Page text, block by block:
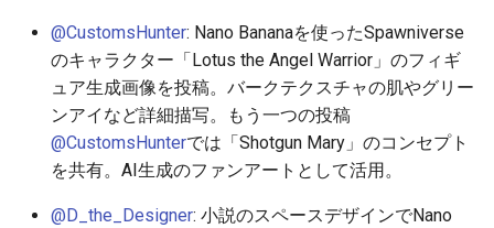
2026-05-31
2026-05-30
2026-05-29
2025-11-15
2025-11-14
2025-11-13
2026-05-31
2026-05-30
2026-05-29
2025-11-15
2025-11-14
2025-11-13
2026-05-28
2026-05-27
2026-05-26
2026-05-27
2026-05-26
2026-05-25
2025-11-15
2025-11-14
2025-11-13
2026-05-31
2026-05-30
2026-05-29
@CustomsHunter: Nano Bananaを使ったSpawniverse
のキャラクター「Lotus the Angel Warrior」のフィギ
ュア生成画像を投稿。バークテクスチャの肌やグリー
ンアイなど詳細描写。もう一つの投稿
@CustomsHunterでは「Shotgun Mary」のコンセプト
を共有。AI生成のファンアートとして活用。
@D_the_Designer: 小説のスペースデザインでNano